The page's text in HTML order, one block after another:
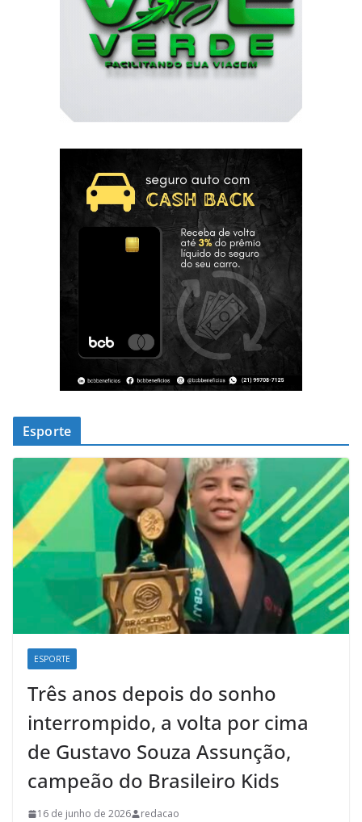
Esporte
ESPORTE
Três anos depois do sonho
interrompido, a volta por cima
de Gustavo Souza Assunção,
campeão do Brasileiro Kids
16 de junho de 2026 redacao